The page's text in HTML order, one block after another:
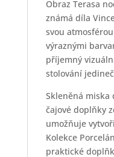
Obraz Terasa
známá díla
svou
výraznými
příjemný
stolování
Skleněná
čajové doplňky
umožňuje
Kolekce
praktické